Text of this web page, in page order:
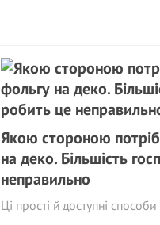
Якою стороною
на деко. Більшість
неправильно
Ці прості й доступні способи